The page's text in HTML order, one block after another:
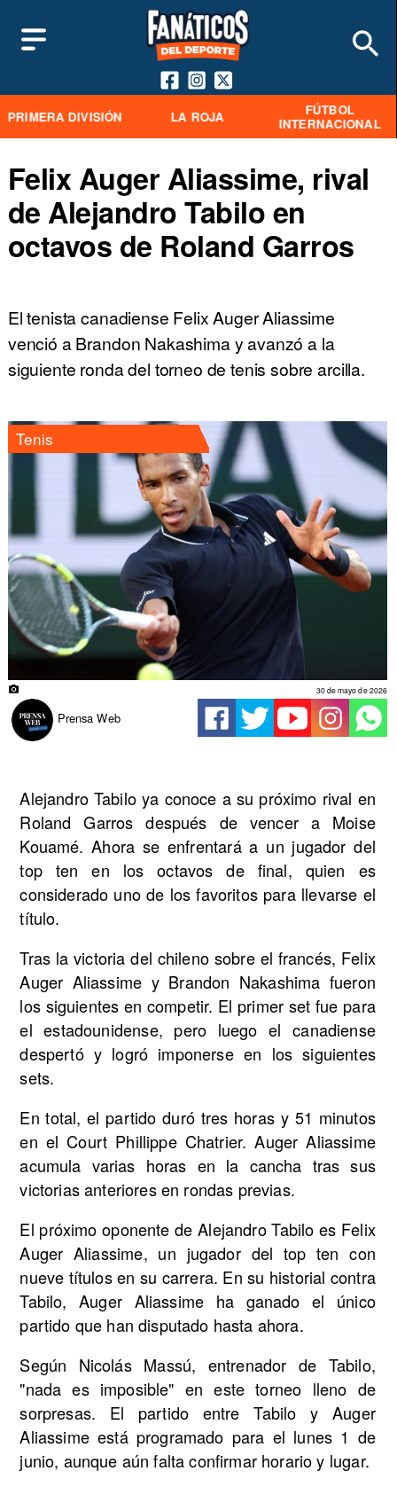
PRIMERA DIVISIÓN LA ROJA
FÚTBOL
INTERNACIONAL
Felix Auger Aliassime, rival
de Alejandro Tabilo en
octavos de Roland Garros
El tenista canadiense Felix Auger Aliassime
venció a Brandon Nakashima y avanzó a la
siguiente ronda del torneo de tenis sobre arcilla.
Tenis
Prensa Web
30 de mayo de 2026
Alejandro Tabilo ya conoce a su próximo rival en
Roland Garros después de vencer a Moise
Kouamé. Ahora se enfrentará a un jugador del
top ten en los octavos de final, quien es
considerado uno de los favoritos para llevarse el
título.
Tras la victoria del chileno sobre el francés, Felix
Auger Aliassime y Brandon Nakashima fueron
los siguientes en competir. El primer set fue para
el estadounidense, pero luego el canadiense
despertó y logró imponerse en los siguientes
sets.
En total, el partido duró tres horas y 51 minutos
en el Court Phillippe Chatrier. Auger Aliassime
acumula varias horas en la cancha tras sus
victorias anteriores en rondas previas.
El próximo oponente de Alejandro Tabilo es Felix
Auger Aliassime, un jugador del top ten con
nueve títulos en su carrera. En su historial contra
Tabilo, Auger Aliassime ha ganado el único
partido que han disputado hasta ahora.
Según Nicolás Massú, entrenador de Tabilo,
"nada es imposible" en este torneo lleno de
sorpresas. El partido entre Tabilo y Auger
Aliassime está programado para el lunes 1 de
junio, aunque aún falta confirmar horario y lugar.